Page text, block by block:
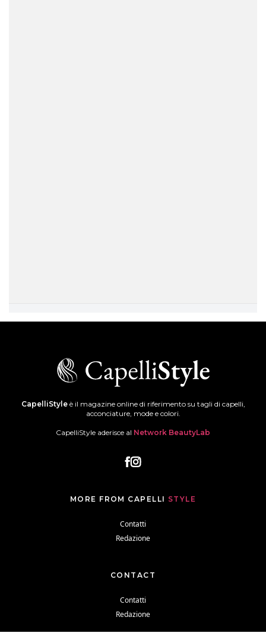
CapelliStyleè il magazine online di riferimento su tagli di capelli,
acconciature, mode e colori.
CapelliStyle aderisce al Network BeautyLab
MORE FROM CAPELLI STYLE
Contatti
Redazione
CONTACT
Contatti
Redazione